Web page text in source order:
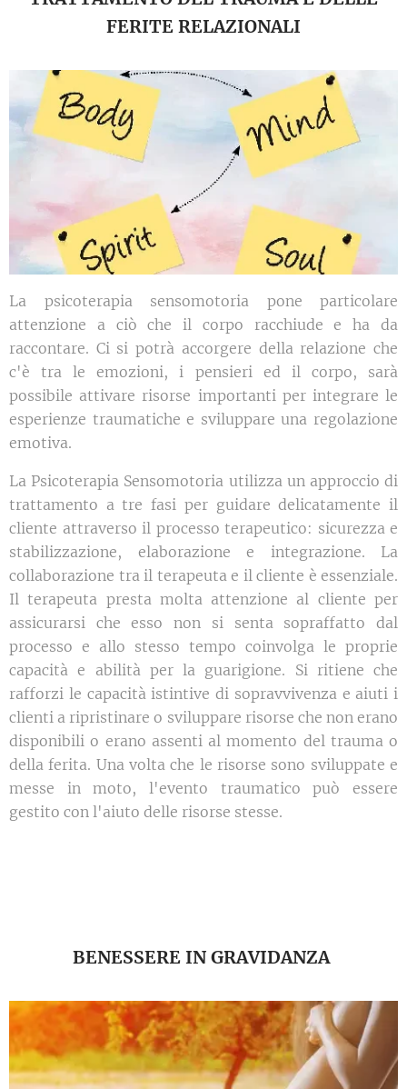
FERITE RELAZIONALI
La psicoterapia sensomotoria pone particolare
attenzione a ciò che il corpo racchiude e ha da
raccontare. Ci si potrà accorgere della relazione che
c'è tra le emozioni, i pensieri ed il corpo, sarà
possibile attivare risorse importanti per integrare le
esperienze traumatiche e sviluppare una regolazione
emotiva.
La Psicoterapia Sensomotoria utilizza un approccio di
trattamento a tre fasi per guidare delicatamente il
cliente attraverso il processo terapeutico: sicurezza e
stabilizzazione, elaborazione e integrazione. La
collaborazione tra il terapeuta e il cliente è essenziale.
Il terapeuta presta molta attenzione al cliente per
assicurarsi che esso non si senta sopraffatto dal
processo e allo stesso tempo coinvolga le proprie
capacità e abilità per la guarigione. Si ritiene che
rafforzi le capacità istintive di sopravvivenza e aiuti i
clienti a ripristinare o sviluppare risorse che non erano
disponibili o erano assenti al momento del trauma o
della ferita. Una volta che le risorse sono sviluppate e
messe in moto, l'evento traumatico può essere
gestito con l'aiuto delle risorse stesse.
BENESSERE IN GRAVIDANZA